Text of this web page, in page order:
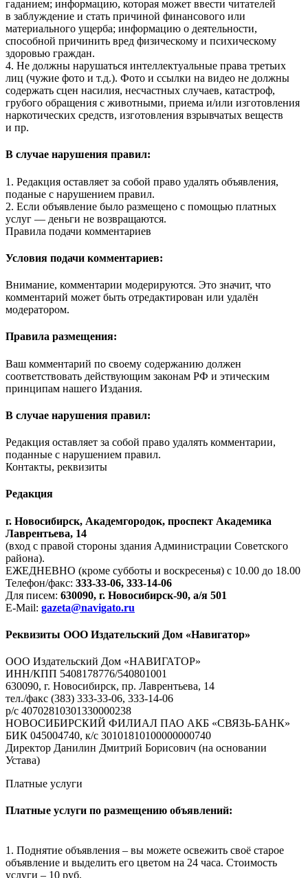
гаданием; информацию, которая может ввести читателей
в заблуждение и стать причиной финансового или
материального ущерба; информацию о деятельности,
способной причинить вред физическому и психическому
здоровью граждан.
4. Не должны нарушаться интеллектуальные права третьих
лиц (чужие фото и т.д.). Фото и ссылки на видео не должны
содержать сцен насилия, несчастных случаев, катастроф,
грубого обращения с животными, приема и/или изготовления
наркотических средств, изготовления взрывчатых веществ
и пр.
В случае нарушения правил:
1. Редакция оставляет за собой право удалять объявления,
поданые с нарушением правил.
2. Если объявление было размещено с помощью платных
услуг — деньги не возвращаются.
Правила подачи комментариев
Условия подачи комментариев:
Внимание, комментарии модерируются. Это значит, что
комментарий может быть отредактирован или удалён
модератором.
Правила размещения:
Ваш комментарий по своему содержанию должен
соответствовать действующим законам РФ и этическим
принципам нашего Издания.
В случае нарушения правил:
Редакция оставляет за собой право удалять комментарии,
поданные с нарушением правил.
Контакты, реквизиты
Редакция
г. Новосибирск, Академгородок, проспект Академика
Лаврентьева, 14
(вход с правой стороны здания Администрации Советского
района).
ЕЖЕДНЕВНО (кроме субботы и воскресенья) с 10.00 до 18.00
Телефон/факс: 333-33-06, 333-14-06
Для писем: 630090, г. Новосибирск-90, а/я 501
E-Mail: gazeta@navigato.ru
Реквизиты ООО Издательский Дом «Навигатор»
ООО Издательский Дом «НАВИГАТОР»
ИНН/КПП 5408178776/540801001
630090, г. Новосибирск, пр. Лаврентьева, 14
тел./факс (383) 333-33-06, 333-14-06
р/с 40702810301330000238
НОВОСИБИРСКИЙ ФИЛИАЛ ПАО АКБ «СВЯЗЬ-БАНК»
БИК 045004740, к/с 30101810100000000740
Директор Данилин Дмитрий Борисович (на основании
Устава)
Платные услуги
Платные услуги по размещению объявлений:
1. Поднятие объявления – вы можете освежить своё старое
объявление и выделить его цветом на 24 часа. Стоимость
услуги – 10 руб.